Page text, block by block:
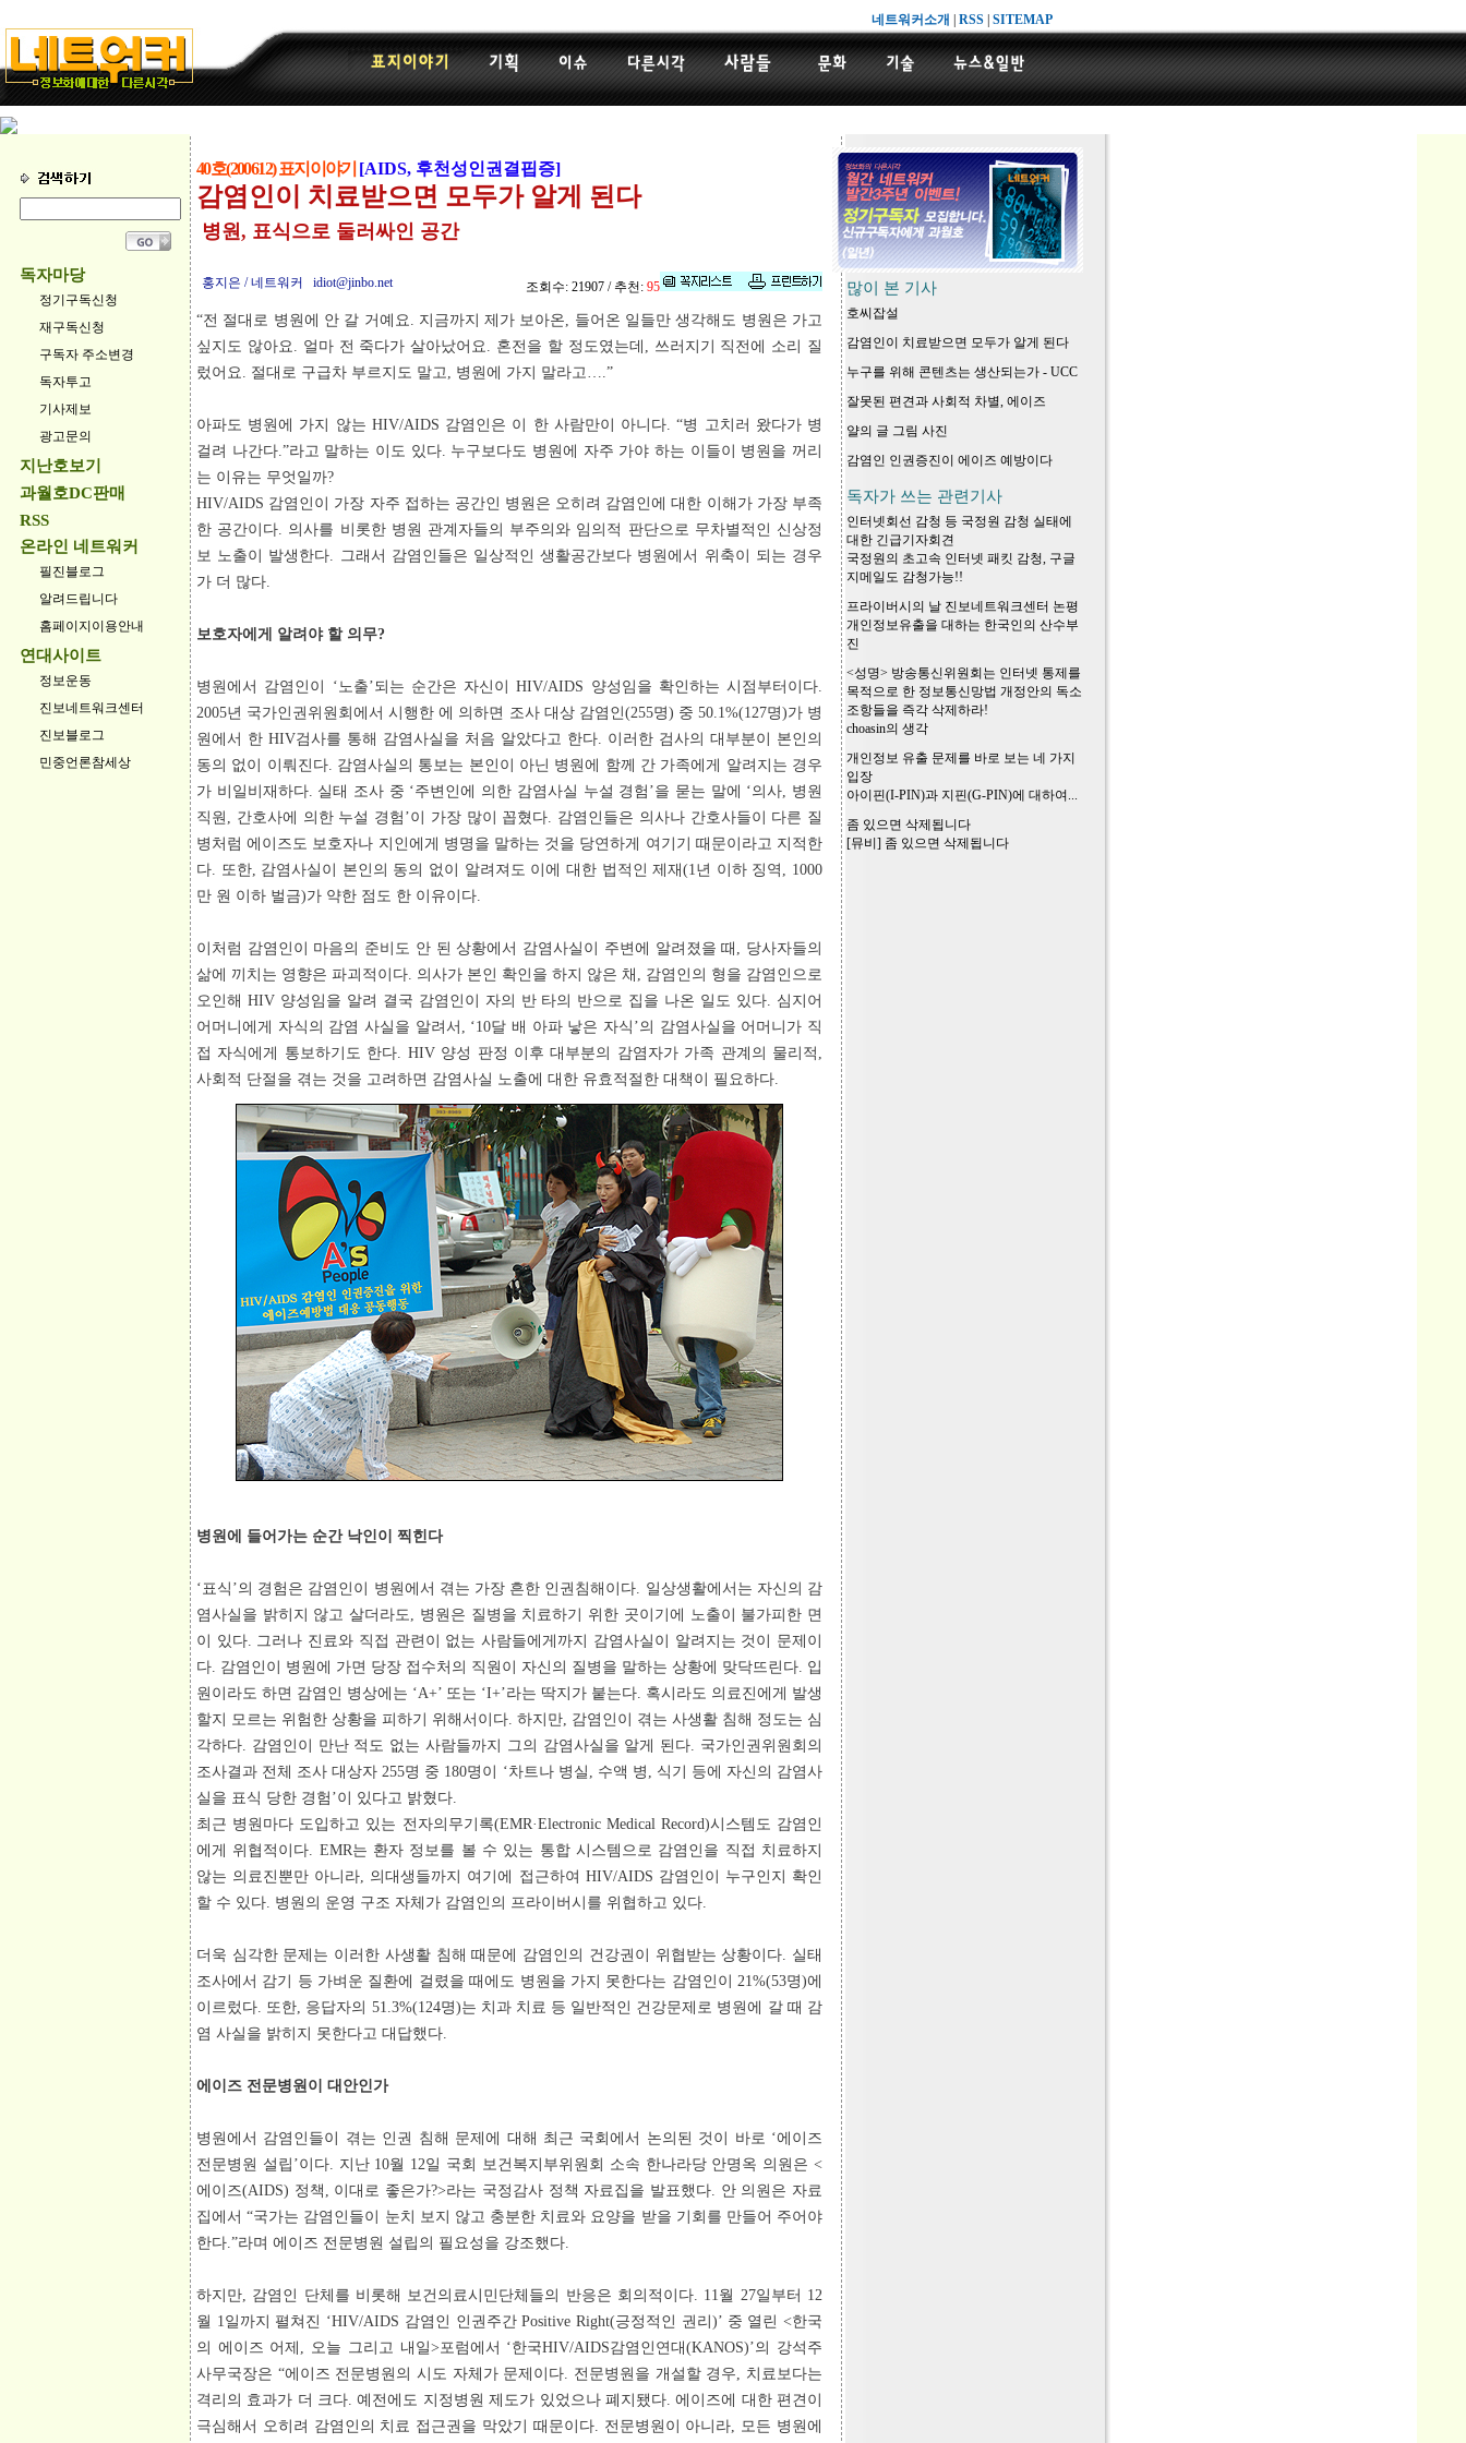
네트워커소개 RSS SITEMAP
독자마당
정기구독신청
재구독신청
구독자 주소변경
독자투고
기사제보
광고문의
지난호보기
과월호DC판매
RSS
온라인 네트워커
필진블로그
알려드립니다
홈페이지이용안내
연대사이트
정보운동
진보네트워크센터
진보블로그
민중언론참세상
40호(200612) 표지이야기 [AIDS, 후천성인권결핍증]
감염인이 치료받으면 모두가 알게 된다
병원, 표식으로 둘러싸인 공간
홍지은 / 네트워커 idiot@jinbo.net 조회수: 21907 / 추천: 95
“전 절대로 병원에 안 갈 거예요. 지금까지 제가 보아온, 들어온 일들만 생각해도 병원은 가고
싶지도 않아요. 얼마 전 죽다가 살아났어요. 혼전을 할 정도였는데, 쓰러지기 직전에 소리 질
렀어요. 절대로 구급차 부르지도 말고, 병원에 가지 말라고….”
아파도 병원에 가지 않는 HIV/AIDS 감염인은 이 한 사람만이 아니다. “병 고치러 왔다가 병
걸려 나간다.”라고 말하는 이도 있다. 누구보다도 병원에 자주 가야 하는 이들이 병원을 꺼리
는 이유는 무엇일까?
HIV/AIDS 감염인이 가장 자주 접하는 공간인 병원은 오히려 감염인에 대한 이해가 가장 부족
한 공간이다. 의사를 비롯한 병원 관계자들의 부주의와 임의적 판단으로 무차별적인 신상정
보 노출이 발생한다. 그래서 감염인들은 일상적인 생활공간보다 병원에서 위축이 되는 경우
가 더 많다.
보호자에게 알려야 할 의무?
병원에서 감염인이 ‘노출’되는 순간은 자신이 HIV/AIDS 양성임을 확인하는 시점부터이다.
2005년 국가인권위원회에서 시행한에 의하면 조사 대상 감염인(255명) 중 50.1%(127명)가 병
원에서 한 HIV검사를 통해 감염사실을 처음 알았다고 한다. 이러한 검사의 대부분이 본인의
동의 없이 이뤄진다. 감염사실의 통보는 본인이 아닌 병원에 함께 간 가족에게 알려지는 경우
가 비일비재하다. 실태 조사 중 ‘주변인에 의한 감염사실 누설 경험’을 묻는 말에 ‘의사, 병원
직원, 간호사에 의한 누설 경험’이 가장 많이 꼽혔다. 감염인들은 의사나 간호사들이 다른 질
병처럼 에이즈도 보호자나 지인에게 병명을 말하는 것을 당연하게 여기기 때문이라고 지적한
다. 또한, 감염사실이 본인의 동의 없이 알려져도 이에 대한 법적인 제재(1년 이하 징역, 1000
만 원 이하 벌금)가 약한 점도 한 이유이다.
이처럼 감염인이 마음의 준비도 안 된 상황에서 감염사실이 주변에 알려졌을 때, 당사자들의
삶에 끼치는 영향은 파괴적이다. 의사가 본인 확인을 하지 않은 채, 감염인의 형을 감염인으로
오인해 HIV 양성임을 알려 결국 감염인이 자의 반 타의 반으로 집을 나온 일도 있다. 심지어
어머니에게 자식의 감염 사실을 알려서, ‘10달 배 아파 낳은 자식’의 감염사실을 어머니가 직
접 자식에게 통보하기도 한다. HIV 양성 판정 이후 대부분의 감염자가 가족 관계의 물리적,
사회적 단절을 겪는 것을 고려하면 감염사실 노출에 대한 유효적절한 대책이 필요하다.
병원에 들어가는 순간 낙인이 찍힌다
‘표식’의 경험은 감염인이 병원에서 겪는 가장 흔한 인권침해이다. 일상생활에서는 자신의 감
염사실을 밝히지 않고 살더라도, 병원은 질병을 치료하기 위한 곳이기에 노출이 불가피한 면
이 있다. 그러나 진료와 직접 관련이 없는 사람들에게까지 감염사실이 알려지는 것이 문제이
다. 감염인이 병원에 가면 당장 접수처의 직원이 자신의 질병을 말하는 상황에 맞닥뜨린다. 입
원이라도 하면 감염인 병상에는 ‘A+’ 또는 ‘I+’라는 딱지가 붙는다. 혹시라도 의료진에게 발생
할지 모르는 위험한 상황을 피하기 위해서이다. 하지만, 감염인이 겪는 사생활 침해 정도는 심
각하다. 감염인이 만난 적도 없는 사람들까지 그의 감염사실을 알게 된다. 국가인권위원회의
조사결과 전체 조사 대상자 255명 중 180명이 ‘차트나 병실, 수액 병, 식기 등에 자신의 감염사
실을 표식 당한 경험’이 있다고 밝혔다.
최근 병원마다 도입하고 있는 전자의무기록(EMR·Electronic Medical Record)시스템도 감염인
에게 위협적이다. EMR는 환자 정보를 볼 수 있는 통합 시스템으로 감염인을 직접 치료하지
않는 의료진뿐만 아니라, 의대생들까지 여기에 접근하여 HIV/AIDS 감염인이 누구인지 확인
할 수 있다. 병원의 운영 구조 자체가 감염인의 프라이버시를 위협하고 있다.
더욱 심각한 문제는 이러한 사생활 침해 때문에 감염인의 건강권이 위협받는 상황이다. 실태
조사에서 감기 등 가벼운 질환에 걸렸을 때에도 병원을 가지 못한다는 감염인이 21%(53명)에
이르렀다. 또한, 응답자의 51.3%(124명)는 치과 치료 등 일반적인 건강문제로 병원에 갈 때 감
염 사실을 밝히지 못한다고 대답했다.
에이즈 전문병원이 대안인가
병원에서 감염인들이 겪는 인권 침해 문제에 대해 최근 국회에서 논의된 것이 바로 ‘에이즈
전문병원 설립’이다. 지난 10월 12일 국회 보건복지부위원회 소속 한나라당 안명옥 의원은 <
에이즈(AIDS) 정책, 이대로 좋은가?>라는 국정감사 정책 자료집을 발표했다. 안 의원은 자료
집에서 “국가는 감염인들이 눈치 보지 않고 충분한 치료와 요양을 받을 기회를 만들어 주어야
한다.”라며 에이즈 전문병원 설립의 필요성을 강조했다.
하지만, 감염인 단체를 비롯해 보건의료시민단체들의 반응은 회의적이다. 11월 27일부터 12
월 1일까지 펼쳐진 ‘HIV/AIDS 감염인 인권주간 Positive Right(긍정적인 권리)’ 중 열린 <한국
의 에이즈 어제, 오늘 그리고 내일>포럼에서 ‘한국HIV/AIDS감염인연대(KANOS)’의 강석주
사무국장은 “에이즈 전문병원의 시도 자체가 문제이다. 전문병원을 개설할 경우, 치료보다는
격리의 효과가 더 크다. 예전에도 지정병원 제도가 있었으나 폐지됐다. 에이즈에 대한 편견이
극심해서 오히려 감염인의 치료 접근권을 막았기 때문이다. 전문병원이 아니라, 모든 병원에
많이 본 기사
호씨잡설
감염인이 치료받으면 모두가 알게 된다
누구를 위해 콘텐츠는 생산되는가 - UCC
잘못된 편견과 사회적 차별, 에이즈
얄의 글 그림 사진
감염인 인권증진이 에이즈 예방이다
독자가 쓰는 관련기사
인터넷회선 감청 등 국정원 감청 실태에
대한 긴급기자회견
국정원의 초고속 인터넷 패킷 감청, 구글
지메일도 감청가능!!
프라이버시의 날 진보네트워크센터 논평
개인정보유출을 대하는 한국인의 산수부
진
<성명> 방송통신위원회는 인터넷 통제를
목적으로 한 정보통신망법 개정안의 독소
조항들을 즉각 삭제하라!
choasin의 생각
개인정보 유출 문제를 바로 보는 네 가지
입장
아이핀(I-PIN)과 지핀(G-PIN)에 대하여...
좀 있으면 삭제됩니다
[뮤비] 좀 있으면 삭제됩니다